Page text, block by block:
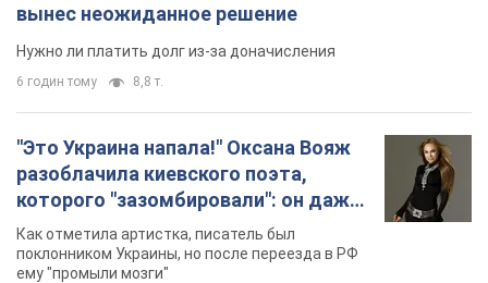
вынес неожиданное решение
Нужно ли платить долг из-за доначисления
6 годин тому 8,8 т.
"Это Украина напала!" Оксана Вояж
разоблачила киевского поэта,
которого "зазомбировали": он даже
русского не знал, а теперь хочет
геноцида украинцев
Как отметила артистка, писатель был
поклонником Украины, но после переезда в РФ
ему "промыли мозги"